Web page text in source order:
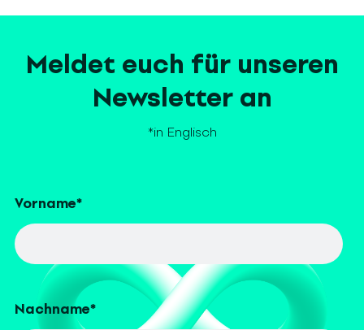
Meldet euch für unseren
Newsletter an
*in Englisch
Vorname*
Nachname*